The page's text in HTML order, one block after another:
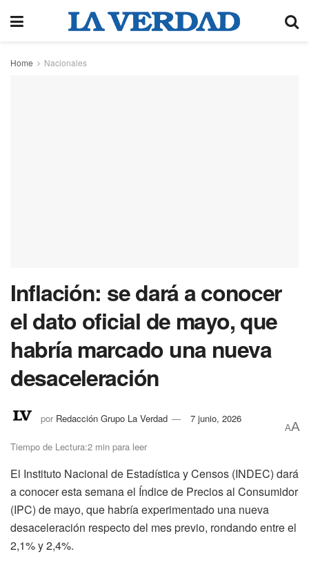
Home Nacionales
Inflación: se dará a conocer
el dato oficial de mayo, que
habría marcado una nueva
desaceleración
por Redacción Grupo La Verdad 7 junio, 2026
Tiempo de Lectura:2 min para leer
AA
El Instituto Nacional de Estadística y Censos (INDEC) dará
a conocer esta semana el Índice de Precios al Consumidor
(IPC) de mayo, que habría experimentado una nueva
desaceleración respecto del mes previo, rondando entre el
2,1% y 2,4%.